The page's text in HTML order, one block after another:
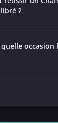
?
occasion